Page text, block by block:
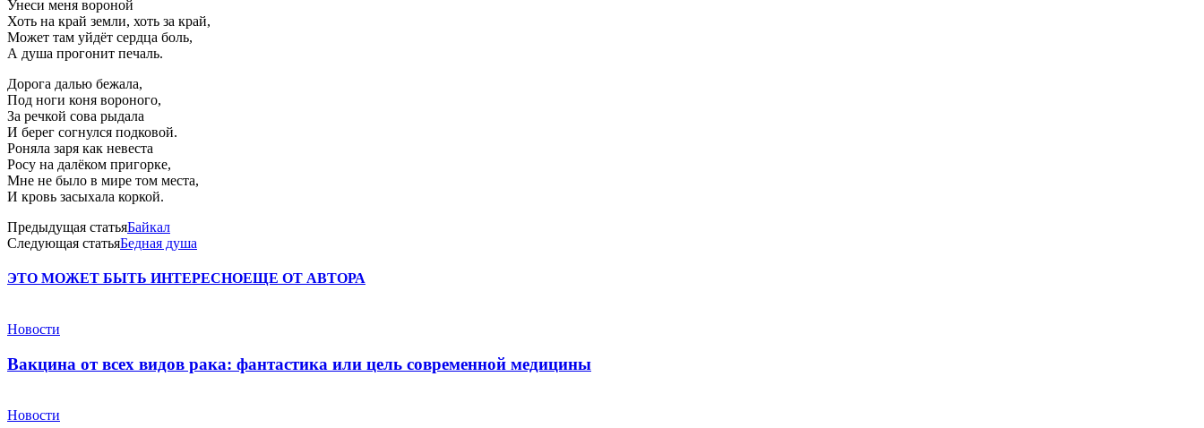
Унеси меня вороной
Хоть на край земли, хоть за край,
Может там уйдёт сердца боль,
А душа прогонит печаль.
Дорога далью бежала,
Под ноги коня вороного,
За речкой сова рыдала
И берег согнулся подковой.
Роняла заря как невеста
Росу на далёком пригорке,
Мне не было в мире том места,
И кровь засыхала коркой.
Предыдущая статьяБайкал
Следующая статьяБедная душа
ЭТО МОЖЕТ БЫТЬ ИНТЕРЕСНОЕЩЕ ОТ АВТОРА
Новости
Вакцина от всех видов рака: фантастика или цель современной медицины
Новости